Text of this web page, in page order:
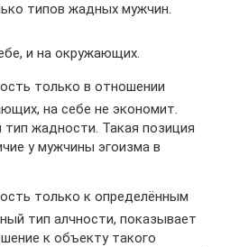
типов жадных мужчин.
и на окружающих.
только в отношении
на себе не экономит.
жадности. Такая позиция
у мужчины эгоизма в
только к определённым
тип алчности, показывает
к объекту такого